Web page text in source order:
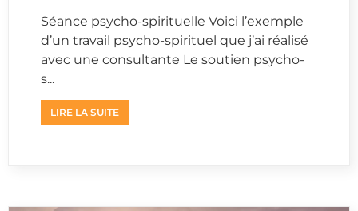
Séance psycho-spirituelle Voici l’exemple
d’un travail psycho-spirituel que j’ai réalisé
avec une consultante Le soutien psycho-
s...
LIRE LA SUITE